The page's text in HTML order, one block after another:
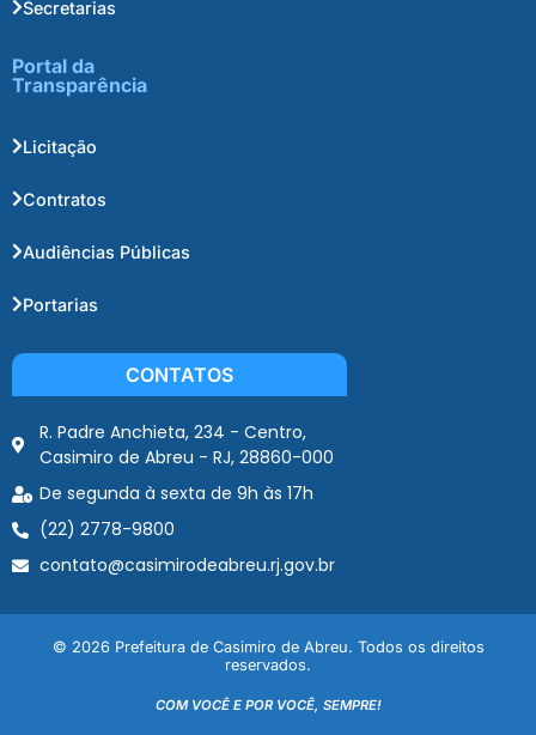
Secretarias
Portal da
Transparência
Licitação
Contratos
Audiências Públicas
Portarias
CONTATOS
R. Padre Anchieta, 234 - Centro,
Casimiro de Abreu - RJ, 28860-000
De segunda à sexta de 9h às 17h
(22) 2778-9800
contato@casimirodeabreu.rj.gov.br
© 2026 Prefeitura de Casimiro de Abreu. Todos os direitos
reservados.
COM VOCÊ E POR VOCÊ, SEMPRE!